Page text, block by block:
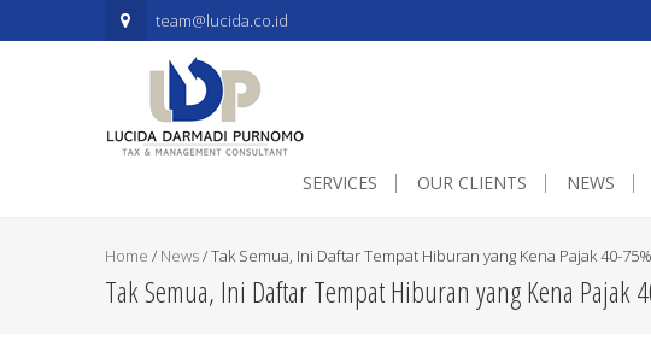
.mapouter{position:relative;text-
team@lucida.co.id
SERVICES OUR CLIENTS NEWS
Home / News/Tak Semua, Ini Daftar Tempat Hiburan yang Kena Pajak 40-75%
Tak Semua, Ini Daftar Tempat Hiburan yang Kena Pajak